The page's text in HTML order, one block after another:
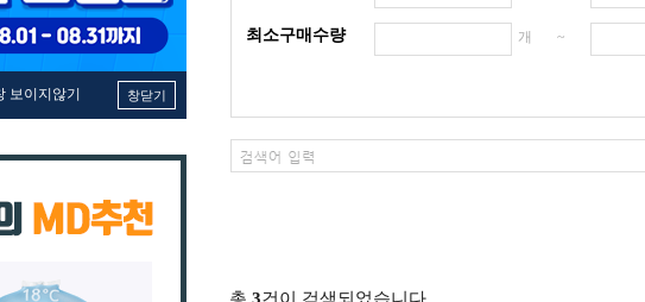
보이지않기 창닫기
최소구매수량 개 ~